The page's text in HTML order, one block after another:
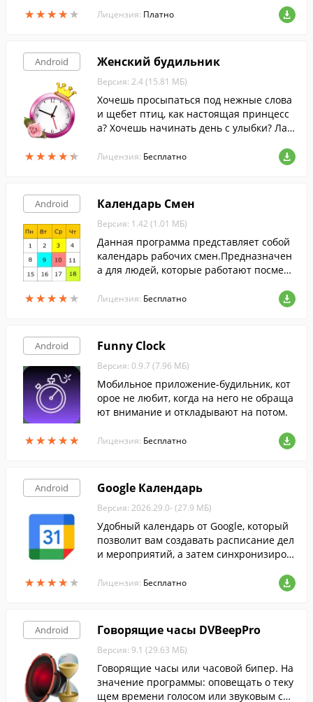
★★★★ ★
★★★★ ★
боту после перезагрузки.
Лицензия: Платно
Android
★★★★★
★★★★★
Женский будильник
Версия: 2.4 (15.81 МБ)
Хочешь просыпаться под нежные слова
и щебет птиц, как настоящая принцесс
а? Хочешь начинать день с улыбки? Лас
желает доброго утра.
Лицензия: Бесплатно
Android
★★★★★
★★★★★
Календарь Смен
Версия: 1.42 (1.01 МБ)
Данная программа представляет собой
календарь рабочих смен.Предназначен
а для людей, которые работают посмен
ты. Позволяет определить режим работ
ы на каждый день, причем не только дл
Лицензия: Бесплатно
Android
★★★★★
★★★★★
Funny Clock
Версия: 0.9.7 (7.96 МБ)
Мобильное приложение-будильник, кот
орое не любит, когда на него не обраща
ют внимание и откладывают на потом.
Лицензия: Бесплатно
Android
★★★★ ★
★★★★ ★
Google Календарь
Версия: 2026.29.0- (27.9 МБ)
Удобный календарь от Google, который
позволит вам создавать расписание дел
и мероприятий, а затем синхронизиров
Лицензия: Бесплатно
Android Говорящие часы DVBeepPro
Версия: 9.1 (29.63 МБ)
Говорящие часы или часовой бипер. На
значение программы: оповещать о теку
щем времени голосом или звуковым сиг